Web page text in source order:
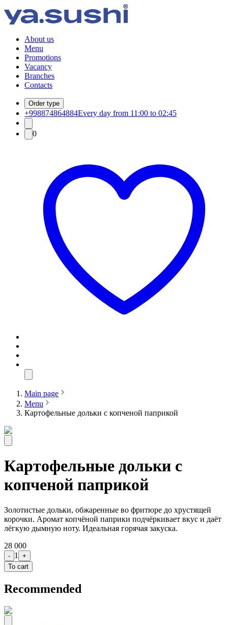
About us
Menu
Promotions
Vacancy
Branches
Contacts
Order type
+998874864884Every day from 11:00 to 02:45
0
Main page
Menu
Картофельные дольки с копченой паприкой
Картофельные дольки с
копченой паприкой
Золотистые дольки, обжаренные во фритюре до хрустящей
корочки. Аромат копчёной паприки подчёркивает вкус и даёт
лёгкую дымную ноту. Идеальная горячая закуска.
28 000
- 1
+
To cart
Recommended